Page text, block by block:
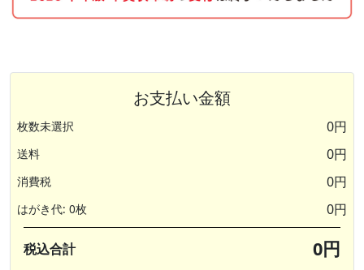
お支払い金額
枚数未選択 0円
送料 0円
消費税 0円
はがき代: 0枚 0円
税込合計 0円